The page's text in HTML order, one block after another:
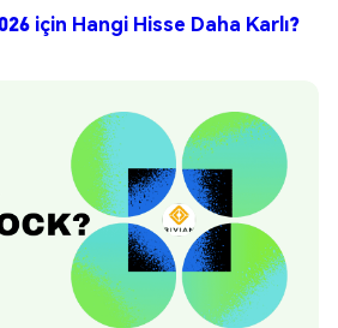
için Hangi Hisse Daha Karlı?